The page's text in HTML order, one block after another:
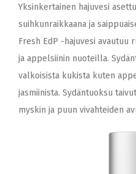
Yksinkertainen hajuvesi
suihkunraikkaana ja
Fresh EdP -hajuvesi avautuu
ja appelsiinin nuoteilla.
valkoisista kukista kuten
jasmiinista. Sydäntuoksu
myskin ja puun vivahteiden